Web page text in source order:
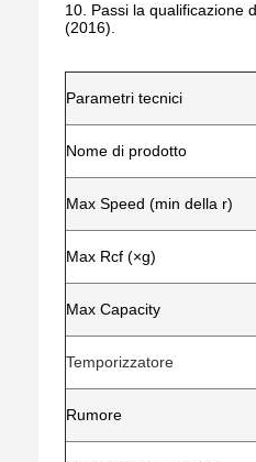
10. Passi la qualificazione
(2016).
Parametri tecnici
Nome di prodotto
Max Speed (min della r)
Max Rcf (×g)
Max Capacity
Temporizzatore
Rumore